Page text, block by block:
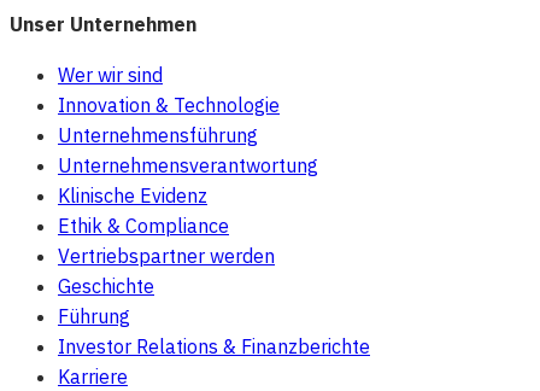
Unser Unternehmen
Wer wir sind
Innovation & Technologie
Unternehmensführung
Unternehmensverantwortung
Klinische Evidenz
Ethik & Compliance
Vertriebspartner werden
Geschichte
Führung
Investor Relations & Finanzberichte
Karriere